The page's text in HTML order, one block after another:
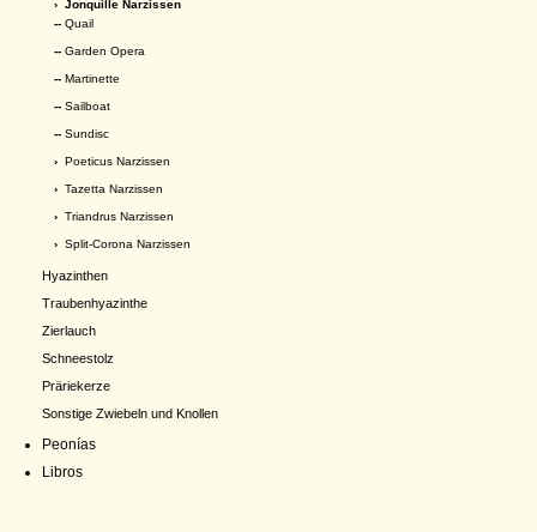
› Jonquille Narzissen
-- Quail
-- Garden Opera
-- Martinette
-- Sailboat
-- Sundisc
› Poeticus Narzissen
› Tazetta Narzissen
› Triandrus Narzissen
› Split-Corona Narzissen
Hyazinthen
Traubenhyazinthe
Zierlauch
Schneestolz
Präriekerze
Sonstige Zwiebeln und Knollen
Peonías
Libros